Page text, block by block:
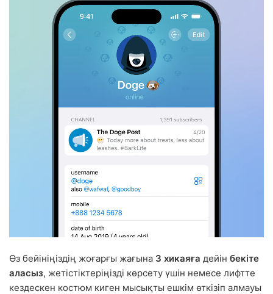
Өз бейініңіздің жоғарғы жағына 3 хикаяға дейін бекіте
аласыз, жетістіктеріңізді көрсету үшін немесе лифтте
кездескен костюм киген мысықты ешкім өткізіп алмауы